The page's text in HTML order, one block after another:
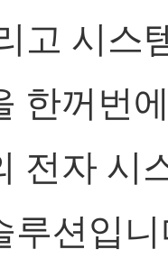
고 시스
한꺼번
전자 시
루션입